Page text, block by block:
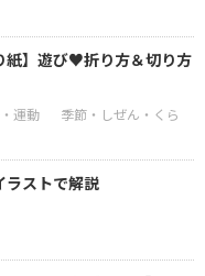
紙】遊び♥折り方＆切り方
ラストで解説